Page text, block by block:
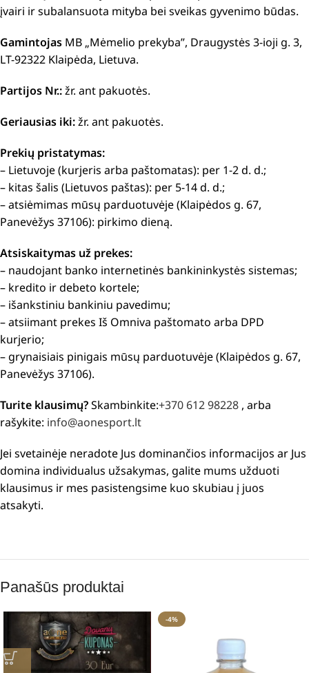
įvairi ir subalansuota mityba bei sveikas gyvenimo būdas.
Gamintojas MB „Mėmelio prekyba”, Draugystės 3-ioji g. 3,
LT-92322 Klaipėda, Lietuva.
Partijos Nr.:žr. ant pakuotės.
Geriausias iki:žr. ant pakuotės.
Prekių pristatymas:
– Lietuvoje (kurjeris arba paštomatas): per 1-2 d. d.;
– kitas šalis (Lietuvos paštas): per 5-14 d. d.;
– atsiėmimas mūsų parduotuvėje (Klaipėdos g. 67,
Panevėžys 37106): pirkimo dieną.
Atsiskaitymas už prekes:
– naudojant banko internetinės bankininkystės sistemas;
– kredito ir debeto kortele;
– išankstiniu bankiniu pavedimu;
– atsiimant prekes Iš Omniva paštomato arba DPD
kurjerio;
– grynaisiais pinigais mūsų parduotuvėje (Klaipėdos g. 67,
Panevėžys 37106).
Turite klausimų?Skambinkite:+370 612 98228 , arba
rašykite: info@aonesport.lt
Jei svetainėje neradote Jus dominančios informacijos ar Jus
domina individualus užsakymas, galite mums užduoti
klausimus ir mes pasistengsime kuo skubiau į juos
atsakyti.
Panašūs produktai
-4%